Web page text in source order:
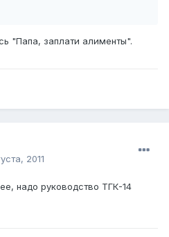
"Папа, заплати алименты".
2011
надо руководство ТГК-14